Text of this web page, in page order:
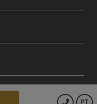
PT